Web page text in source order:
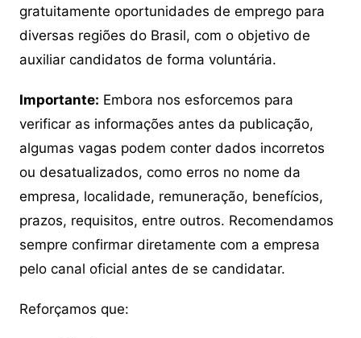
gratuitamente oportunidades de emprego para
diversas regiões do Brasil, com o objetivo de
auxiliar candidatos de forma voluntária.
Importante: Embora nos esforcemos para
verificar as informações antes da publicação,
algumas vagas podem conter dados incorretos
ou desatualizados, como erros no nome da
empresa, localidade, remuneração, benefícios,
prazos, requisitos, entre outros. Recomendamos
sempre confirmar diretamente com a empresa
pelo canal oficial antes de se candidatar.
Reforçamos que: